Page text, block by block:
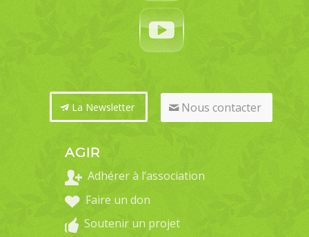
La Newsletter Nous contacter
AGIR
Adhérer à l’association
Faire un don
Soutenir un projet